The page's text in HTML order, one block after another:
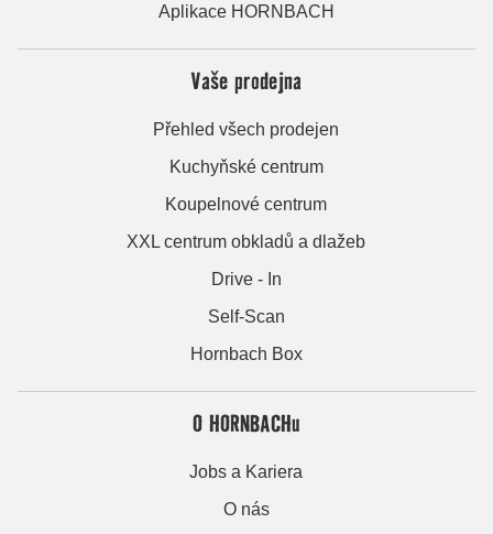
Aplikace HORNBACH
Vaše prodejna
Přehled všech prodejen
Kuchyňské centrum
Koupelnové centrum
XXL centrum obkladů a dlažeb
Drive - In
Self-Scan
Hornbach Box
O HORNBACHu
Jobs a Kariera
O nás